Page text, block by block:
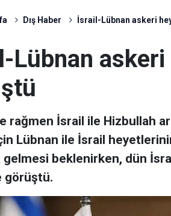
Dış Haber İsrail-Lübnan askeri
Lübnan
rağmen İsrail ile Hizbullah
Lübnan ile İsrail
gelmesi beklenirken, dün
görüştü.